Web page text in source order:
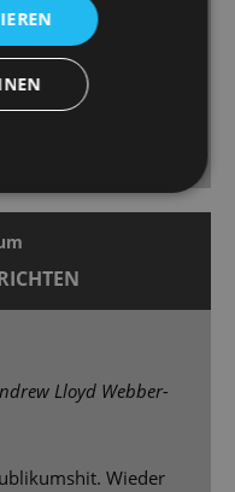
Pulle gegeben
Argentinien“ in
bekam begeisterten
Lloyd Webber-
Wieder